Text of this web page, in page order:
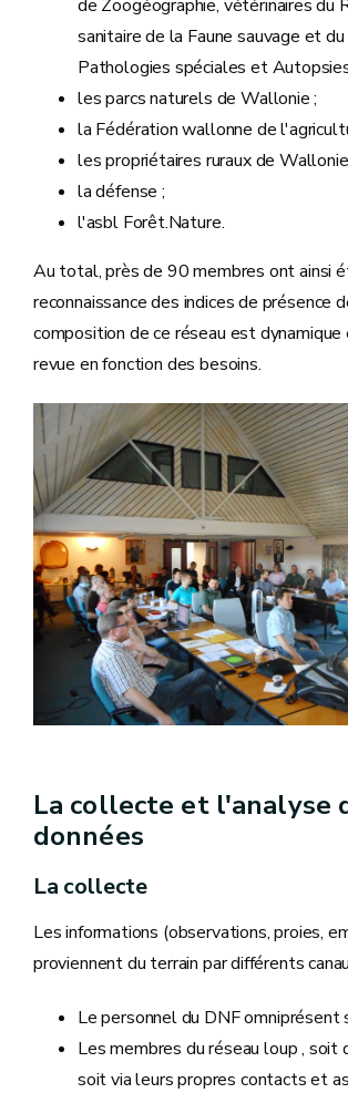
de Zoogéographie, vétérinaires du
sanitaire de la Faune sauvage et
Pathologies spéciales et
les parcs naturels de Wallonie ;
la Fédération wallonne de
les propriétaires ruraux de
la défense ;
l'asbl Forêt.Nature.
Au total, près de 90 membres ont ainsi
reconnaissance des indices de présence
composition de ce réseau est
revue en fonction des besoins.
La collecte et l'analyse
données
La collecte
Les informations (observations, proies,
proviennent du terrain par différents
Le personnel du DNF omniprésent
Les membres du réseau loup , soit
soit via leurs propres contacts et